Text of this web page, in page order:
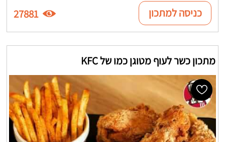
כניסה למתכון 27881
מתכון כשר לעוף מטוגן כמו של KFC